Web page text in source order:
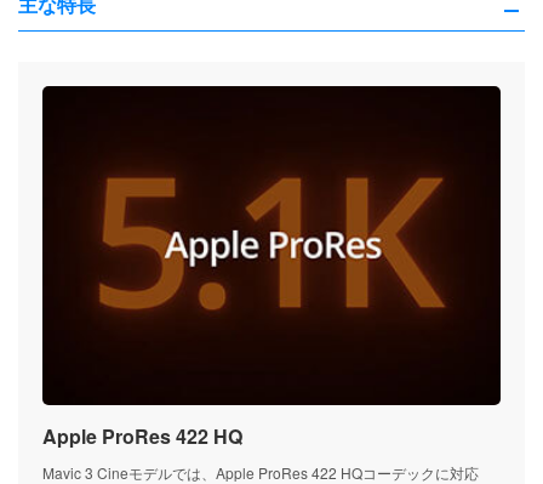
Apple ProRes 422 HQ
Mavic 3 Cineモデルでは、Apple ProRes 422 HQコーデックに対応